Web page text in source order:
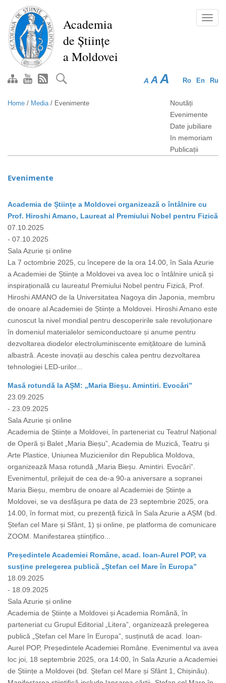
main
content
Academia
de Științe
a Moldovei
Ro En Ru
A A A
Home / Media/ Evenimente
Noutăți
Evenimente
Date jubiliare
In memoriam
Publicații
Evenimente
Academia de Științe a Moldovei organizează o întâlnire cu
Prof. Hiroshi Amano, Laureat al Premiului Nobel pentru Fizică
07.10.2025
- 07.10.2025
Sala Azurie și online
La 7 octombrie 2025, cu începere de la ora 14.00, în Sala Azurie
a Academiei de Științe a Moldovei va avea loc o întâlnire unică și
inspirațională cu laureatul Premiului Nobel pentru Fizică, Prof.
Hiroshi AMANO de la Universitatea Nagoya din Japonia, membru
de onoare al Academiei de Științe a Moldovei. Hiroshi Amano este
cunoscut la nivel mondial pentru descoperirile sale revoluționare
în domeniul materialelor semiconductoare și anume pentru
dezvoltarea diodelor electroluminiscente emițătoare de lumină
albastră. Aceste inovații au deschis calea pentru dezvoltarea
tehnologiei LED-urilor...
Masă rotundă la AȘM: „Maria Bieșu. Amintiri. Evocări”
23.09.2025
- 23.09.2025
Sala Azurie și online
Academia de Științe a Moldovei, în parteneriat cu Teatrul Național
de Operă și Balet „Maria Bieșu”, Academia de Muzică, Teatru și
Arte Plastice, Uniunea Muzicienilor din Republica Moldova,
organizează Masa rotundă „Maria Bieșu. Amintiri. Evocări”.
Evenimentul, prilejuit de cea de-a 90-a aniversare a sopranei
Maria Bieșu, membru de onoare al Academiei de Științe a
Moldovei, se va desfășura pe data de 23 septembrie 2025, ora
14.00, în format mixt, cu prezență fizică în Sala Azurie a AȘM (bd.
Ștefan cel Mare și Sfânt, 1) și online, pe platforma de comunicare
ZOOM. Manifestarea științifico...
Președintele Academiei Române, acad. Ioan-Aurel POP, va
susține prelegerea publică „Ștefan cel Mare în Europa”
18.09.2025
- 18.09.2025
Sala Azurie și online
Academia de Științe a Moldovei și Academia Română, în
parteneriat cu Grupul Editorial „Litera”, organizează prelegerea
publică „Ștefan cel Mare în Europa”, susținută de acad. Ioan-
Aurel POP, Președintele Academiei Române. Evenimentul va avea
loc joi, 18 septembrie 2025, ora 14:00, în Sala Azurie a Academiei
de Științe a Moldovei (bd. Ștefan cel Mare și Sfânt 1, Chișinău).